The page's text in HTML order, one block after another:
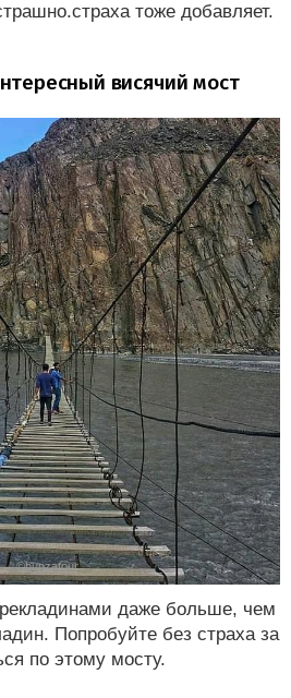
тоже добавляет.
висячий мост
©hunzatour
даже больше, чем
Попробуйте без страха за
по этому мосту.